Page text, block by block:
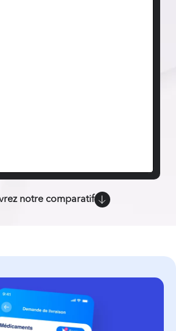
notre comparatif